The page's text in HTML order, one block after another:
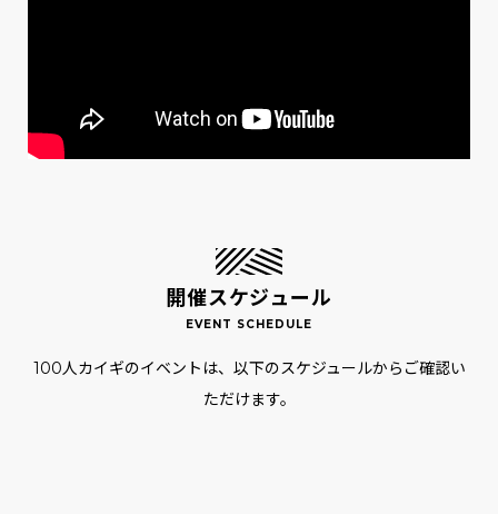
開催スケジュール
100人カイギのイベントは、以下のスケジュールからご確認い
ただけます。